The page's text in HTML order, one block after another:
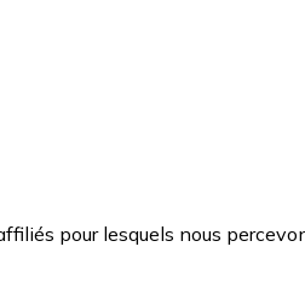
pour lesquels nous